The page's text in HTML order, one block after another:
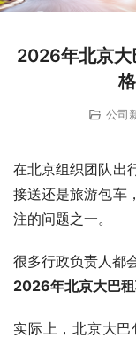
2026年北京大
公司
在北京组织团队出
接送还是旅游包车，
注的问题之一。
很多行政负责人都
2026年北京大巴
实际上，北京大